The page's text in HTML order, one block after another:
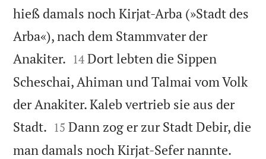
hieß damals noch Kirjat-Arba (»Stadt des
Arba«), nach dem Stammvater der
Anakiter. 

14 Dort lebten die Sippen
Scheschai, Ahiman und Talmai vom Volk
der Anakiter. Kaleb vertrieb sie aus der
Stadt. 

15 Dann zog er zur Stadt Debir, die
man damals noch Kirjat-Sefer nannte.